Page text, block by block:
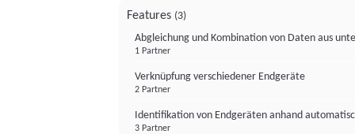
Features (3)
Abgleichung und Kombination von Daten aus
1 Partner
Verknüpfung verschiedener Endgeräte
2 Partner
Identifikation von Endgeräten anhand
3 Partner